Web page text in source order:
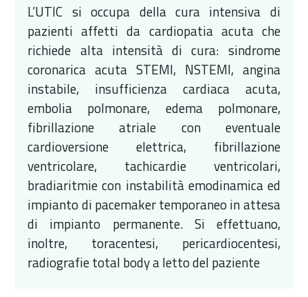
L’UTIC si occupa della cura intensiva di
pazienti affetti da cardiopatia acuta che
richiede alta intensità di cura: sindrome
coronarica acuta STEMI, NSTEMI, angina
instabile, insufficienza cardiaca acuta,
embolia polmonare, edema polmonare,
fibrillazione atriale con eventuale
cardioversione elettrica, fibrillazione
ventricolare, tachicardie ventricolari,
bradiaritmie con instabilità emodinamica ed
impianto di pacemaker temporaneo in attesa
di impianto permanente. Si effettuano,
inoltre, toracentesi, pericardiocentesi,
radiografie total body a letto del paziente